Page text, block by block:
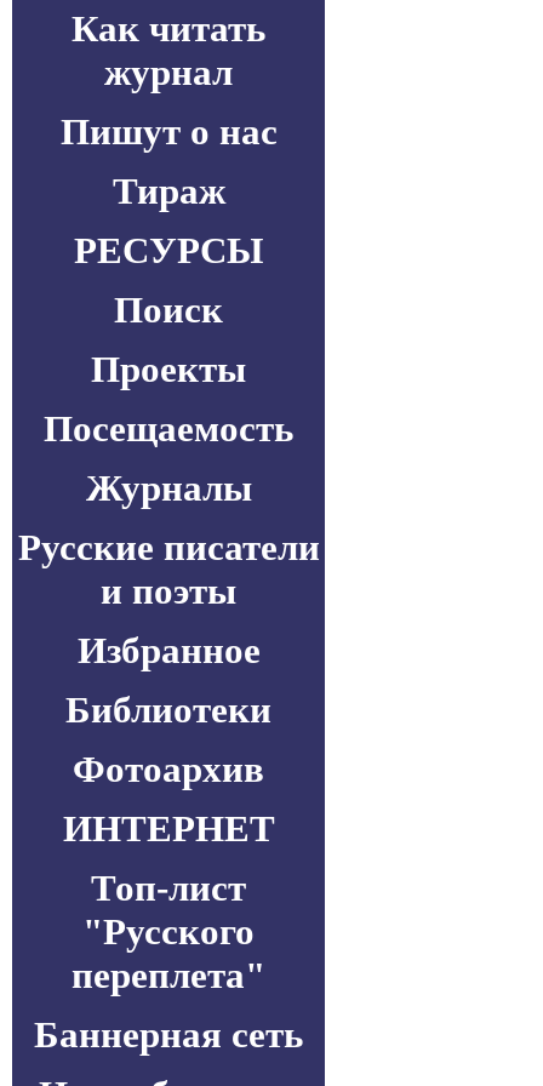
Как читать
журнал
Пишут о нас
Тираж
РЕСУРСЫ
Поиск
Проекты
Посещаемость
Журналы
Русские писатели
и поэты
Избранное
Библиотеки
Фотоархив
ИНТЕРНЕТ
Топ-лист
"Русского
переплета"
Баннерная сеть